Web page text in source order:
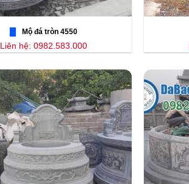
Mộ đá tròn 4550
Liên hệ: 0982.583.000